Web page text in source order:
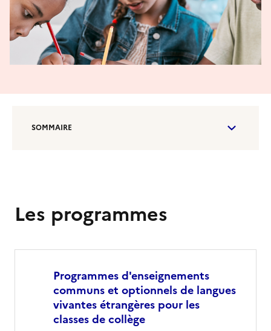
SOMMAIRE
Les programmes
Programmes d'enseignements
communs et optionnels de langues
vivantes étrangères pour les
classes de collège